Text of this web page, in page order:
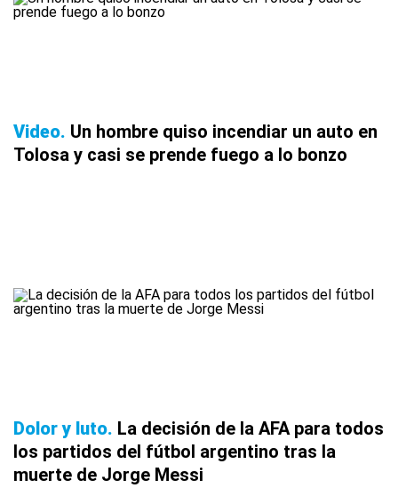
Video Un hombre quiso incendiar un auto en
Tolosa y casi se prende fuego a lo bonzo
Dolor y luto La decisión de la AFA para todos
los partidos del fútbol argentino tras la
muerte de Jorge Messi